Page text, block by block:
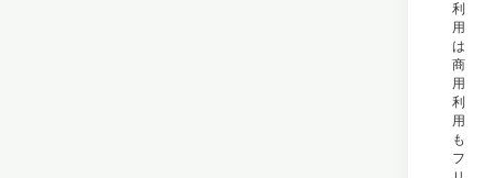
利
用
は
商
用
利
用
も
フ